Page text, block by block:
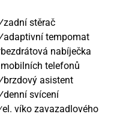
zadní stěrač
adaptivní tempomat
bezdrátová nabíječka
mobilních telefonů
brzdový asistent
denní svícení
el. víko zavazadlového